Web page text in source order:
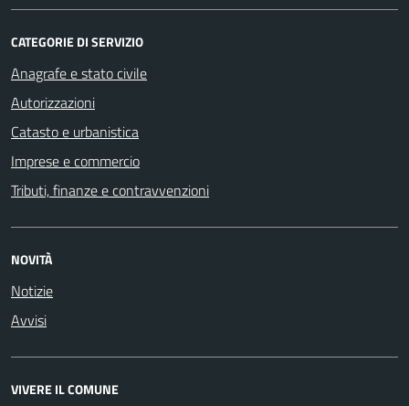
CATEGORIE DI SERVIZIO
Anagrafe e stato civile
Autorizzazioni
Catasto e urbanistica
Imprese e commercio
Tributi, finanze e contravvenzioni
NOVITÀ
Notizie
Avvisi
VIVERE IL COMUNE